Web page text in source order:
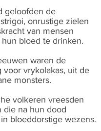
geloofden de
onrustige zielen
van mensen
bloed te drinken.
waren de
voor vrykolakas, uit de
monsters.
volkeren vreesden
die na hun dood
bloeddorstige wezens.